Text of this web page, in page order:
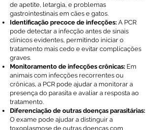
de apetite, letargia, e problemas
gastrointestinais em cães e gatos.
Identificação precoce de infecções: A PCR
pode detectar a infecção antes de sinais
clínicos evidentes, permitindo iniciar o
tratamento mais cedo e evitar complicações
graves.
Monitoramento de infecções crônicas: Em
animais com infecções recorrentes ou
crônicas, a PCR pode ajudar a monitorar a
presença do parasita e avaliar a resposta ao
tratamento.
Diferenciação de outras doenças parasitárias:
O exame pode ajudar a distinguir a
toxoplasmose de outras doenças com